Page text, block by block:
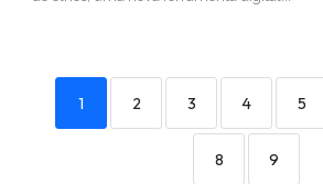
1 2 3 4 5
8 9